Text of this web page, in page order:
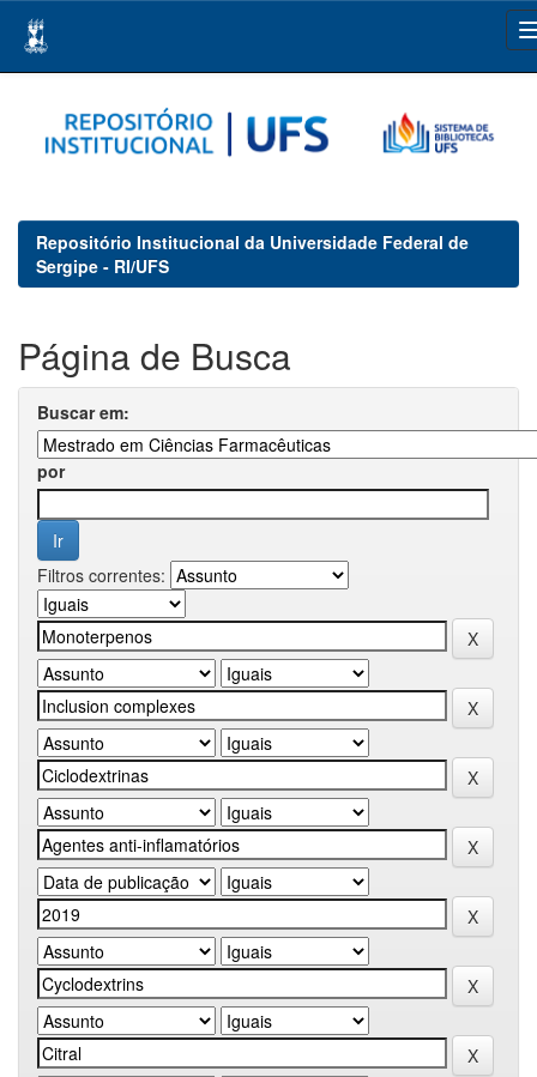
navigation
Repositório Institucional da Universidade Federal de
Sergipe - RI/UFS
Página de Busca
Buscar em:
por
Filtros correntes: